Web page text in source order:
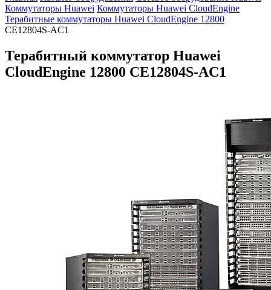
Коммутаторы Huawei Коммутаторы Huawei CloudEngine
Терабитные коммутаторы Huawei CloudEngine 12800
CE12804S-AC1
Терабитный коммутатор Huawei
CloudEngine 12800 CE12804S-AC1